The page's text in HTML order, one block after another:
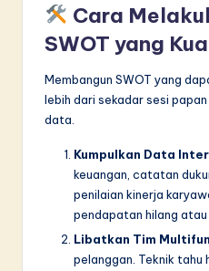
Cara
SWOT yang
Membangun SWOT yang
lebih dari sekadar sesi
data.
Kumpulkan Data
keuangan, catatan
penilaian kinerja
pendapatan hilang atau
Libatkan Tim
pelanggan. Teknik tahu